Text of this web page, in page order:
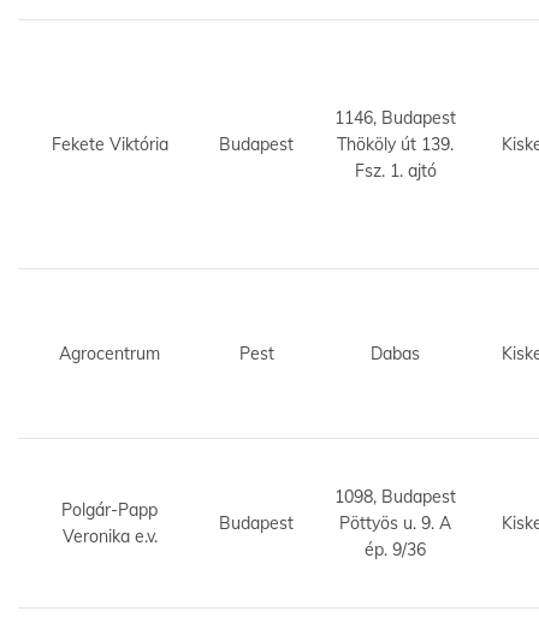
Fekete Viktória Budapest
1146, Budapest
Thököly út 139.
Fsz. 1. ajtó
Agrocentrum Pest Dabas
Polgár-Papp
Veronika e.v.
Budapest
1098, Budapest
Pöttyös u. 9. A
ép. 9/36